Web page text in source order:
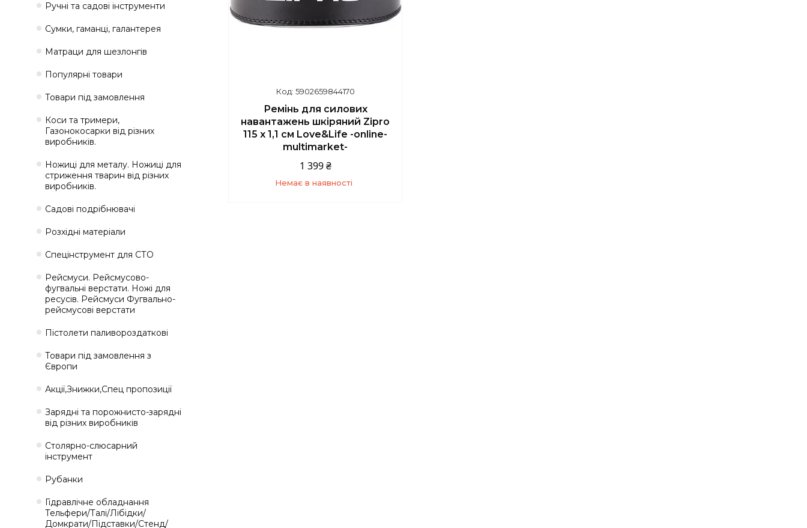
5902659844170
Ремінь для силових
навантажень шкіряний Zipro
115 х 1,1 см Love&Life -online-
multimarket-
1 399 ₴
Немає в наявності
Ручні та садові інструменти
Сумки, гаманці, галантерея
Матраци для шезлонгів
Популярні товари
Товари під замовлення
Коси та тримери,
Газонокосарки від різних
виробників.
Ножиці для металу. Ножиці для
стриження тварин від різних
виробників.
Садові подрібнювачі
Розхідні матеріали
Спецінструмент для СТО
Рейсмуси. Рейсмусово-
фугвальні верстати. Ножі для
ресусів. Рейсмуси Фугвально-
рейсмусові верстати
Пістолети паливороздаткові
Товари під замовлення з
Європи
Акції,Знижки,Спец пропозиції
Зарядні та порожнисто-зарядні
від різних виробників
Столярно-слюсарний
інструмент
Рубанки
Гідравлічне обладнання
Тельфери/Талі/Лібідки/
Домкрати/Підставки/Стенд/